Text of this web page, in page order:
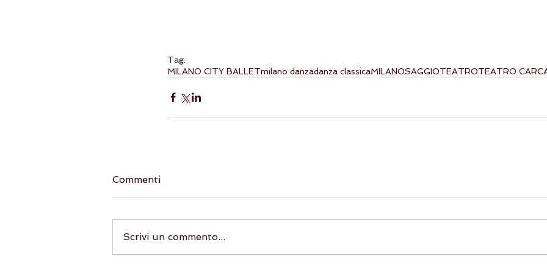
Tag:
MILANO CITY BALLETmilano danzadanza classicaMILANOSAGGIOTEATROTEATRO
Commenti
Scrivi un commento...